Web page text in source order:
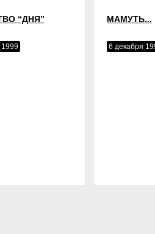
“ДНЯ”
1999
МАМУТЬ...
6 декабря